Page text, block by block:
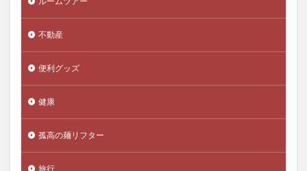
不動産
便利グッズ
健康
孤高の麺リフター
旅行